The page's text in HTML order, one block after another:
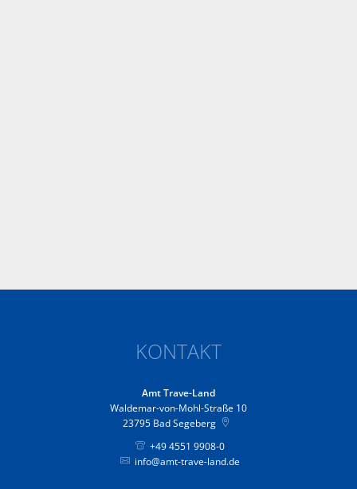
KONTAKT
Amt Trave-Land
Waldemar-von-Mohl-Straße 10
23795 Bad Segeberg
+49 4551 9908-0
info@amt-trave-land.de